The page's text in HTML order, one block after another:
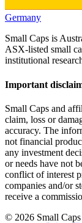
Germany
Small Caps is
ASX-listed small
institutional
Important
Small Caps and
claim, loss or
accuracy. The
not financial
any investment
or needs have not
conflict of interest
companies and/or
receive a
© 2026 Small